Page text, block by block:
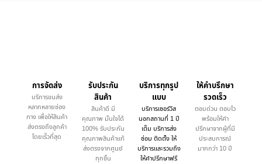
การจัดส่ง
บริการขนส่ง
หลากหลายช่อง
ทาง เพื่อให้สินค้า
ส่งตรงถึงลูกค้า
โดยเร็วที่สุด
รับประกัน
สินค้า
สินค้าดี มี
คุณภาพ มั่นใจได้
100% รับประกัน
คุณภาพสินค้าแท้
ส่งตรงจากศูนย์
ทุกชิ้น
บริการทุกรูป
แบบ
บริการเซอร์วิส
นอกสถานที่ 1 ปี
เต็ม บริการส่ง
ซ่อม ติดตั้ง ให้
บริการและรวมถึง
ให้คำปรึกษาฟรี
ให้คำบรึกษา
รวดเร็ว
ตอบด่วน ตอบไว
พร้อมให้คำ
ปรึกษาจากผู้ที่มี
ประสบการณ์
มากกว่า 10 ปี